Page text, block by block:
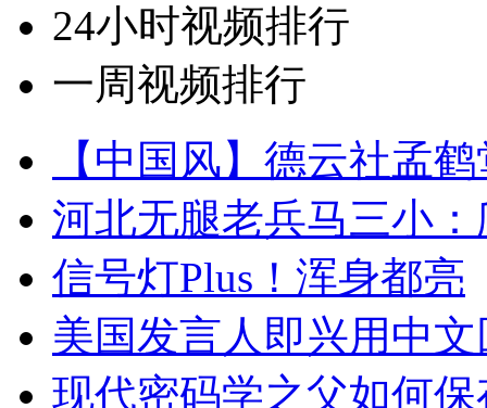
24小时视频排行
一周视频排行
【中国风】德云社孟
河北无腿老兵马三小
信号灯Plus！浑身都亮
美国发言人即兴用中
现代密码学之父如何